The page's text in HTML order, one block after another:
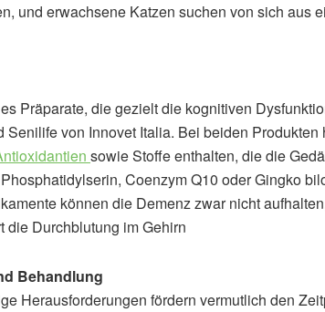
und erwachsene Katzen suchen von sich aus
Präparate, die gezielt die kognitiven
Senilife von Innovet Italia. Bei beiden
sowie Stoffe enthalten, die die
Coenzym Q10 oder Gingko
können die Demenz zwar nicht
die Durchblutung im Gehirn
Behandlung
Herausforderungen fördern vermutlich den